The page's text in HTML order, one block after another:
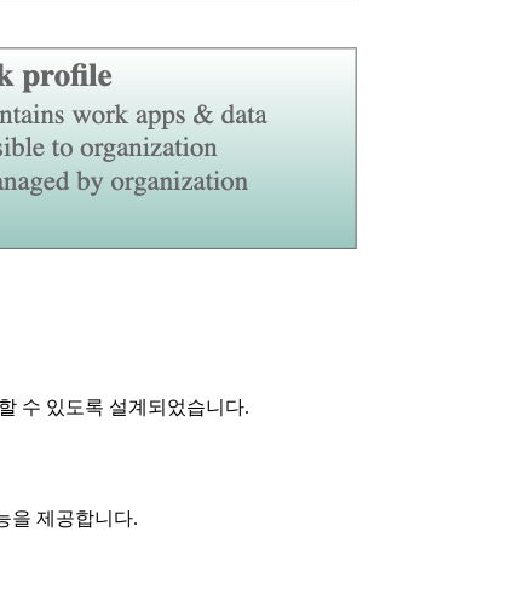
수 있도록 설계되었습니다.
을 제공합니다.